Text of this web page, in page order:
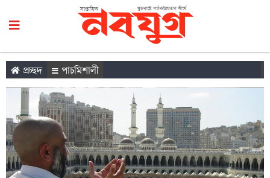
প্রচ্ছদ পাচমিশালী